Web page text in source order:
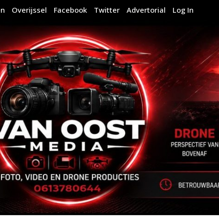
Overijssel Facebook Twitter Advertorial Log In